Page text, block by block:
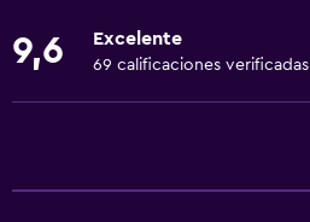
Juegos de mesa/rompecabezas
Sala de juegos
9,6 Excelente
69 calificaciones verificadas